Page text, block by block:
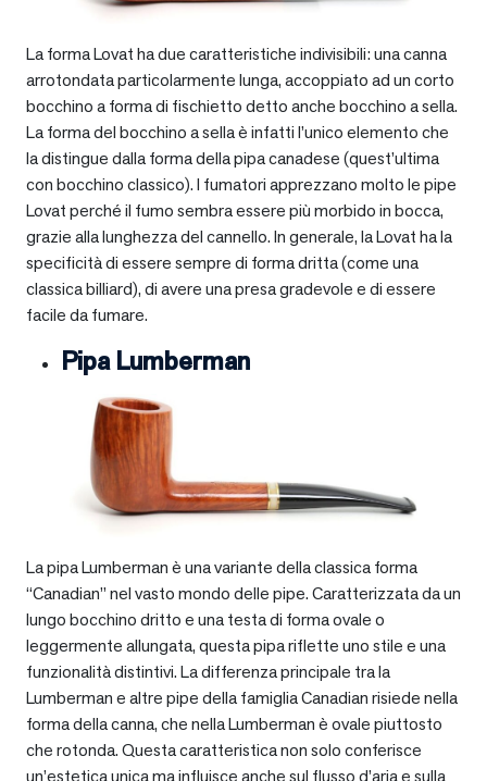
La forma Lovat ha due caratteristiche indivisibili: una canna
arrotondata particolarmente lunga, accoppiato ad un corto
bocchino a forma di fischietto detto anche bocchino a sella.
La forma del bocchino a sella è infatti l’unico elemento che
la distingue dalla forma della pipa canadese (quest’ultima
con bocchino classico). I fumatori apprezzano molto le pipe
Lovat perché il fumo sembra essere più morbido in bocca,
grazie alla lunghezza del cannello. In generale, la Lovat ha la
specificità di essere sempre di forma dritta (come una
classica billiard), di avere una presa gradevole e di essere
facile da fumare.
Pipa Lumberman
La pipa Lumberman è una variante della classica forma
“Canadian” nel vasto mondo delle pipe. Caratterizzata da un
lungo bocchino dritto e una testa di forma ovale o
leggermente allungata, questa pipa riflette uno stile e una
funzionalità distintivi. La differenza principale tra la
Lumberman e altre pipe della famiglia Canadian risiede nella
forma della canna, che nella Lumberman è ovale piuttosto
che rotonda. Questa caratteristica non solo conferisce
un’estetica unica ma influisce anche sul flusso d’aria e sulla